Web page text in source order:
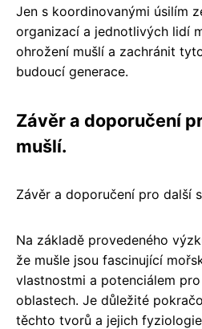
Jen s koordinovanými úsilím
organizací a jednotlivých lidí
ohrožení mušlí a zachránit
budoucí generace.
Závěr a doporučení
mušlí.
Závěr a doporučení pro další
Na základě provedeného
že mušle jsou fascinující
vlastnostmi a potenciálem
oblastech. Je důležité
těchto tvorů a jejich